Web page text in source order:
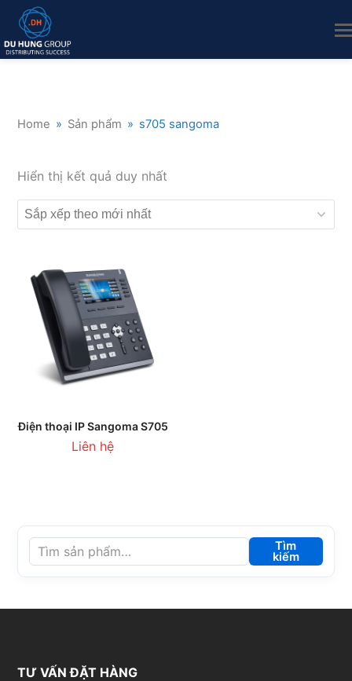
Home » Sản phẩm » s705 sangoma
Hiển thị kết quả duy nhất
Điện thoại IP Sangoma S705
Liên hệ
Tìm
kiếm
TƯ VẤN ĐẶT HÀNG